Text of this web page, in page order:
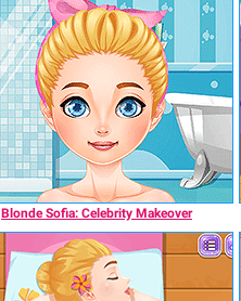
Blonde Sofia: Celebrity Makeover